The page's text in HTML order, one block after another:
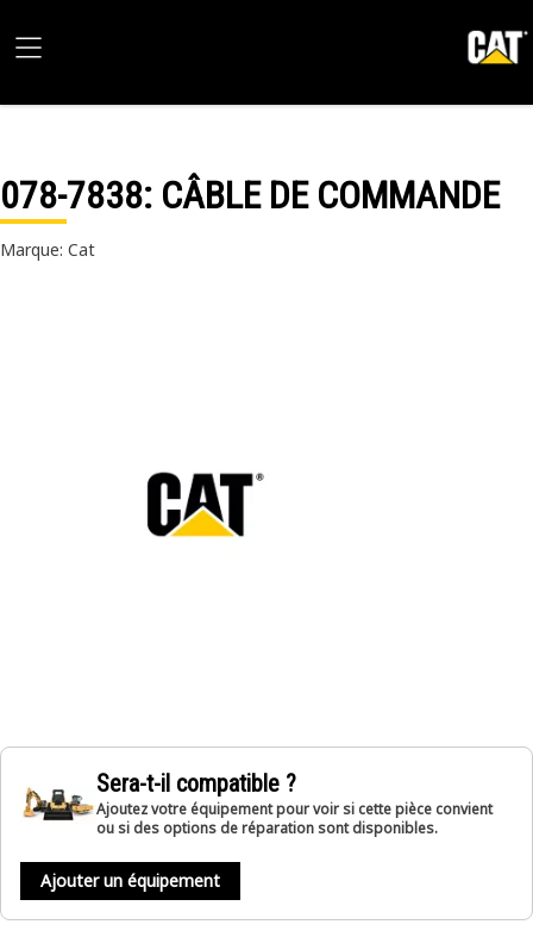
078-7838: CÂBLE DE COMMANDE
Marque: Cat
Sera-t-il compatible ?
Ajoutez votre équipement pour voir si cette pièce convient
ou si des options de réparation sont disponibles.
Ajouter un équipement